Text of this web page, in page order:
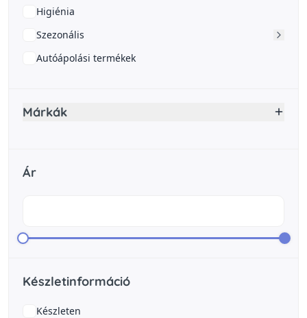
Higiénia
Szezonális
Autóápolási termékek
Márkák
Ár
Készletinformáció
Készleten